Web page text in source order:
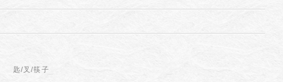
匙/叉/筷子